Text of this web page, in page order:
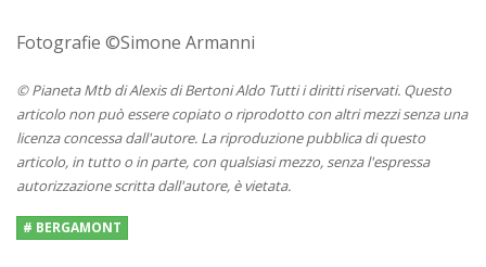
Fotografie ©Simone Armanni
© Pianeta Mtb di Alexis di Bertoni Aldo Tutti i diritti riservati. Questo
articolo non può essere copiato o riprodotto con altri mezzi senza una
licenza concessa dall'autore. La riproduzione pubblica di questo
articolo, in tutto o in parte, con qualsiasi mezzo, senza l'espressa
autorizzazione scritta dall'autore, è vietata.
# BERGAMONT